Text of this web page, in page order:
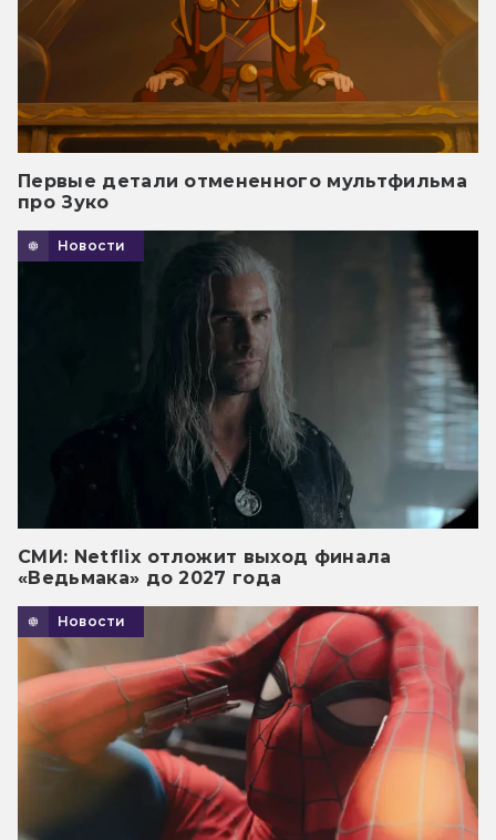
Первые детали отмененного мультфильма
про Зуко
Новости
СМИ: Netflix отложит выход финала
«Ведьмака» до 2027 года
Новости